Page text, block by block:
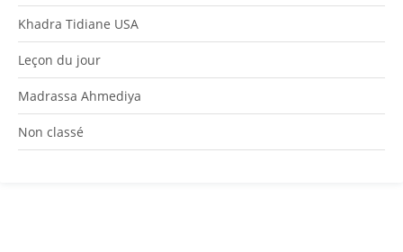
Khadra Tidiane USA
Leçon du jour
Madrassa Ahmediya
Non classé